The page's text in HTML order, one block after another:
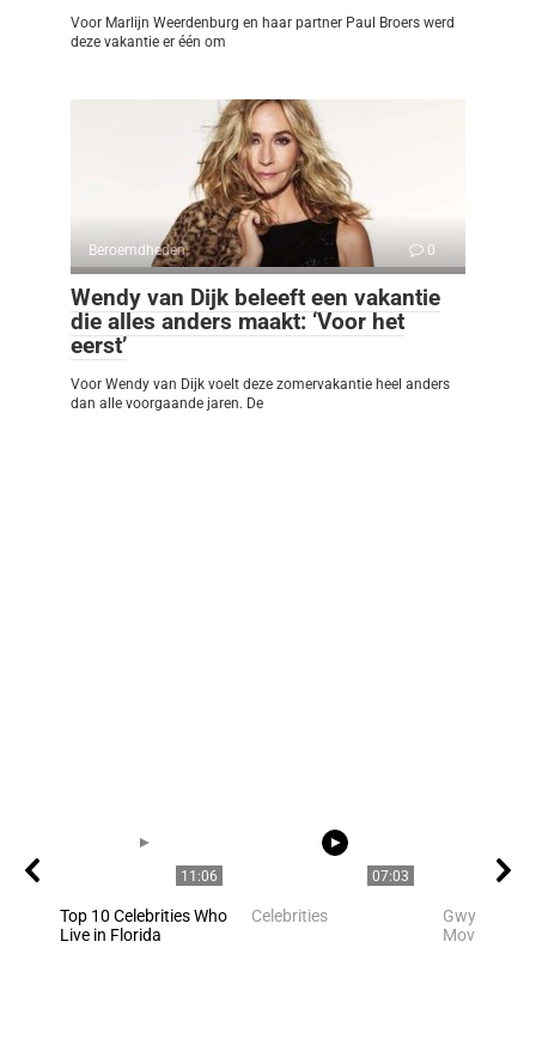
Voor Marlijn Weerdenburg en haar partner Paul Broers werd
deze vakantie er één om
Beroemdheden 0
Wendy van Dijk beleeft een vakantie
die alles anders maakt: ‘Voor het
eerst’
Voor Wendy van Dijk voelt deze zomervakantie heel anders
dan alle voorgaande jaren. De
11:06
Top 10 Celebrities Who
Live in Florida
07:03
Celebrities
Gwyneth
Movie